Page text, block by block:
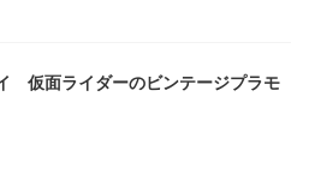
仮面ライダーのビンテージプラモ